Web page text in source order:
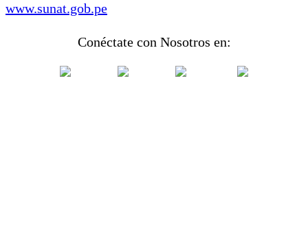
www.sunat.gob.pe
Conéctate con Nosotros en: